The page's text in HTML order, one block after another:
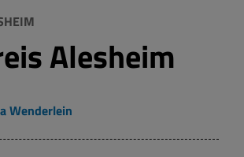
Alesheim
Wenderlein